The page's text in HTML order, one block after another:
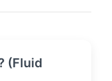
(Fluid